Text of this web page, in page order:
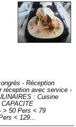
- Réception
réception avec service -
: Cuisine
> 50 Pers < 79
< 129...